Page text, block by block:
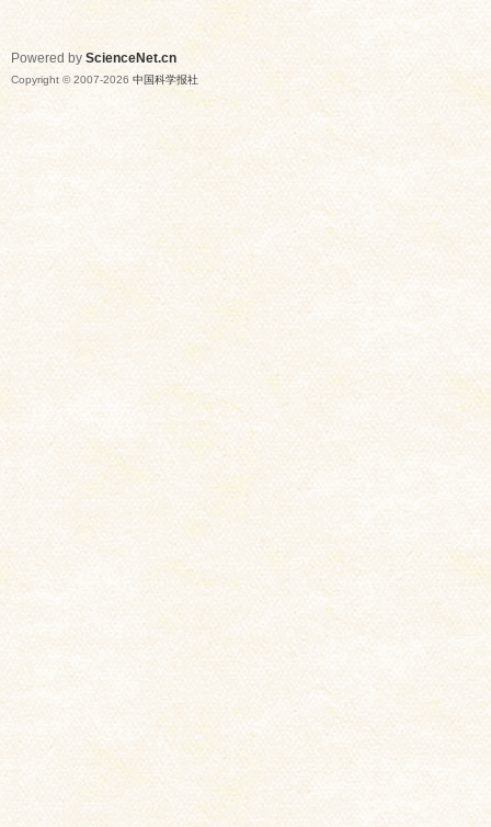
Powered by ScienceNet.cn
Copyright © 2007-2026 中国科学报社